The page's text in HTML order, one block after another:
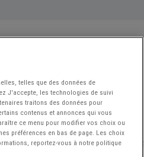
telles que des données de
J'accepte, les technologies de suivi
traitons des données pour
contenus et annonces qui vous
ce menu pour modifier vos choix ou
préférences en bas de page. Les choix
reportez-vous à notre politique